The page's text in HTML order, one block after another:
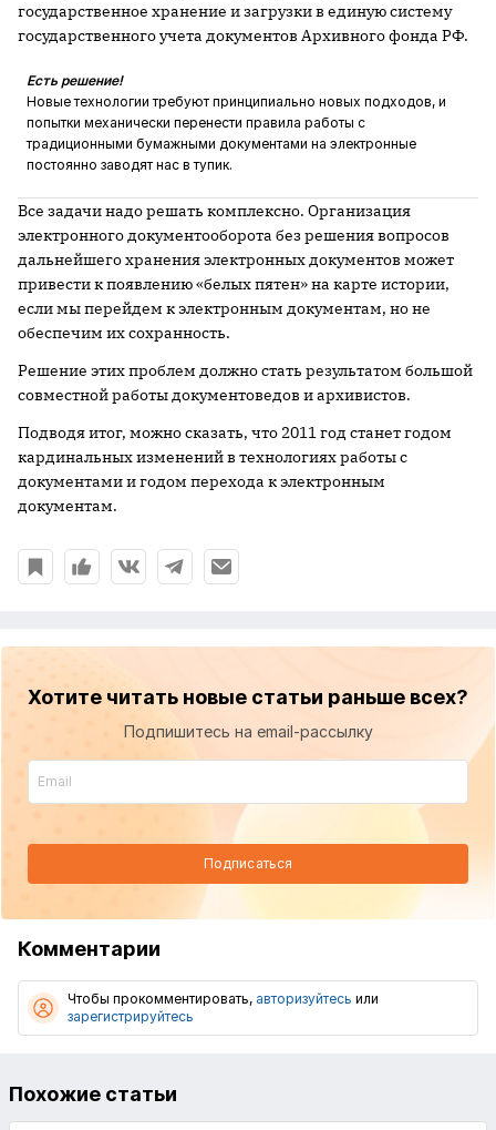
государственное хранение и загрузки в единую систему
государственного учета документов Архивного фонда РФ.
Есть решение!
Новые технологии требуют принципиально новых подходов, и
попытки механически перенести правила работы с
традиционными бумажными документами на электронные
постоянно заводят нас в тупик.
Все задачи надо решать комплексно. Организация
электронного документооборота без решения вопросов
дальнейшего хранения электронных документов может
привести к появлению «белых пятен» на карте истории,
если мы перейдем к электронным документам, но не
обеспечим их сохранность.
Решение этих проблем должно стать результатом большой
совместной работы документоведов и архивистов.
Подводя итог, можно сказать, что 2011 год станет годом
кардинальных изменений в технологиях работы с
документами и годом перехода к электронным
документам.
Хотите читать новые статьи раньше всех?
Подпишитесь на email-рассылку
Подписаться
Комментарии
Чтобы прокомментировать, авторизуйтесь или
зарегистрируйтесь
Похожие статьи